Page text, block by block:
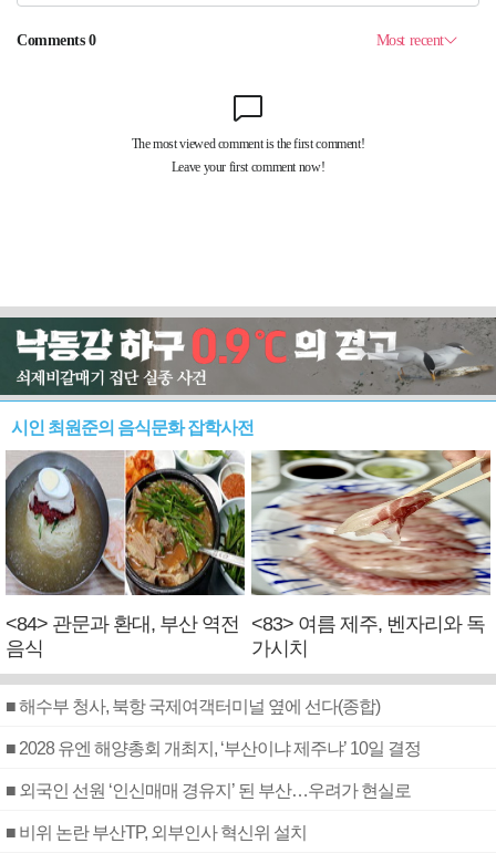
시인 최원준의 음식문화 잡학사전
<84> 관문과 환대, 부산 역전
음식
<83> 여름 제주, 벤자리와 독
가시치
■ 해수부 청사, 북항 국제여객터미널 옆에 선다(종합)
■ 2028 유엔 해양총회 개최지, ‘부산이냐 제주냐’ 10일 결정
■ 외국인 선원 ‘인신매매 경유지’ 된 부산…우려가 현실로
■ 비위 논란 부산TP, 외부인사 혁신위 설치